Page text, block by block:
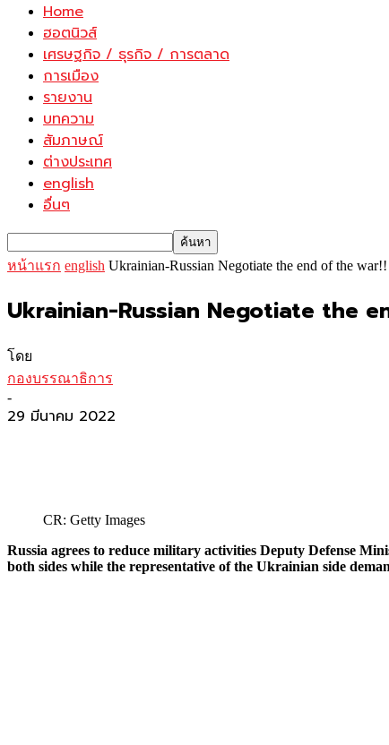
Home
ฮอตนิวส์
เศรษฐกิจ / ธุรกิจ / การตลาด
การเมือง
รายงาน
บทความ
สัมภาษณ์
ต่างประเทศ
english
อื่นๆ
หน้าแรก english Ukrainian-Russian Negotiate the end of the
Ukrainian-Russian Negotiate the
โดย
กองบรรณาธิการ
-
29 มีนาคม 2022
CR: Getty Images
Russia agrees to reduce military activities Deputy Defense
both sides while the representative of the Ukrainian side